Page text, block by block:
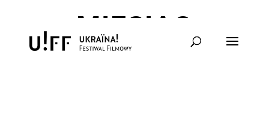
MIESIĄC
MIODOWY